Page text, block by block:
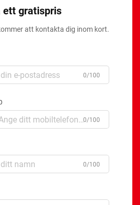
ett gratispris
att kontakta dig inom kort.
0/100
0/100
0/100